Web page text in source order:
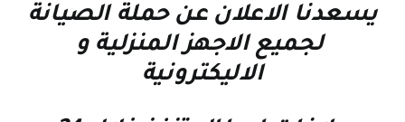
يسعدنا الاعلان عن حملة الصيانة
لجميع الاجهز المنزلية و
الاليكترونية